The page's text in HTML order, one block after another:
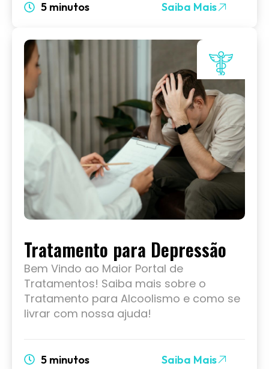
5 minutos Saiba Mais
Tratamento para Depressão
Bem Vindo ao Maior Portal de
Tratamentos! Saiba mais sobre o
Tratamento para Alcoolismo e como se
livrar com nossa ajuda!
5 minutos Saiba Mais